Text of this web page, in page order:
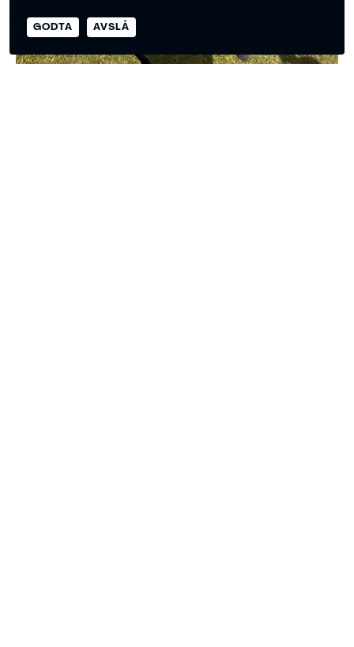
GODTA AVSLÅ
© 2026 Copyright Masterpiece Oslo
EgenerklæringPersonvern